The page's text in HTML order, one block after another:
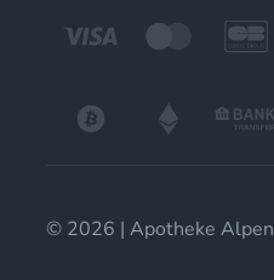
© 2026 | Apotheke Alpen